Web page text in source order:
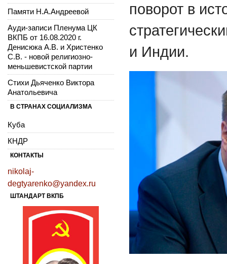
поворот в
и Индии.
Памяти Н.А.Андреевой
Ауди-записи Пленума ЦК
ВКПБ от 16.08.2020 г.
Денисюка А.В. и Христенко
С.В. - новой религиозно-
меньшевистской партии
Стихи Дьяченко Виктора
Анатольевича
В СТРАНАХ СОЦИАЛИЗМА
Куба
КНДР
КОНТАКТЫ
nikolaj-
degtyarenko@yandex.ru
ШТАНДАРТ ВКПБ